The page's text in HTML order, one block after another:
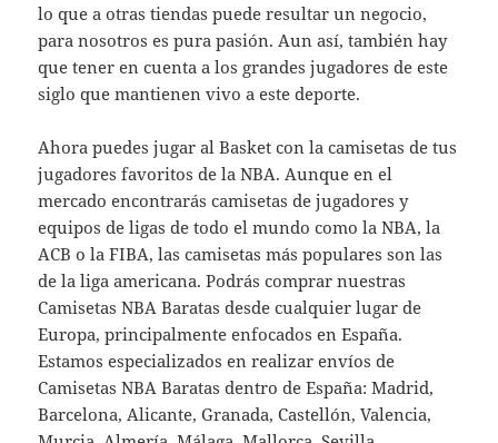
lo que a otras tiendas puede resultar un negocio,
para nosotros es pura pasión. Aun así, también hay
que tener en cuenta a los grandes jugadores de este
siglo que mantienen vivo a este deporte.
Ahora puedes jugar al Basket con la camisetas de tus
jugadores favoritos de la NBA. Aunque en el
mercado encontrarás camisetas de jugadores y
equipos de ligas de todo el mundo como la NBA, la
ACB o la FIBA, las camisetas más populares son las
de la liga americana. Podrás comprar nuestras
Camisetas NBA Baratas desde cualquier lugar de
Europa, principalmente enfocados en España.
Estamos especializados en realizar envíos de
Camisetas NBA Baratas dentro de España: Madrid,
Barcelona, Alicante, Granada, Castellón, Valencia,